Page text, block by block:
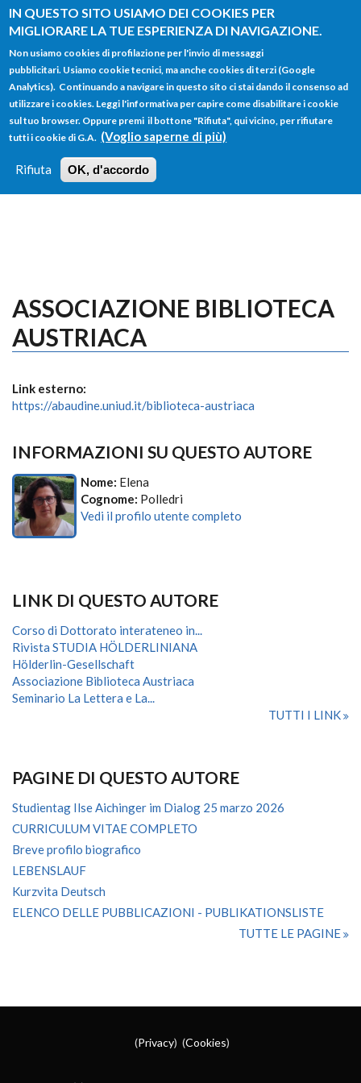
IN QUESTO SITO USIAMO DEI COOKIES PER
MIGLIORARE LA TUE ESPERIENZA DI NAVIGAZIONE.
Non usiamo cookies di profilazione per l'invio di messaggi
pubblicitari. Usiamo cookie tecnici, ma anche cookies di terzi (Google
Analytics). Continuando a navigare in questo sito ci stai dando il consenso ad
utilizzare i cookies. Leggi l'informativa per capire come disabilitare i cookie
sul tuo browser. Oppure premi il bottone "Rifiuta", qui vicino, per rifiutare
tutti i cookie di G.A. (Voglio saperne di più)
Rifiuta OK, d'accordo
Salta al contenuto principale
FORM
DI
RICERCA
Main menu
HOME TUTTI I PROFILI
LOGIN
ASSOCIAZIONE BIBLIOTECA
AUSTRIACA
Link esterno:
https://abaudine.uniud.it/biblioteca-austriaca
INFORMAZIONI SU QUESTO AUTORE
Nome: Elena
Cognome: Polledri
Vedi il profilo utente completo
LINK DI QUESTO AUTORE
Corso di Dottorato interateneo in...
Rivista STUDIA HÖLDERLINIANA
Hölderlin-Gesellschaft
Associazione Biblioteca Austriaca
Seminario La Lettera e La...
TUTTI I LINK
PAGINE DI QUESTO AUTORE
Studientag Ilse Aichinger im Dialog 25 marzo 2026
CURRICULUM VITAE COMPLETO
Breve profilo biografico
LEBENSLAUF
Kurzvita Deutsch
ELENCO DELLE PUBBLICAZIONI - PUBLIKATIONSLISTE
TUTTE LE PAGINE
(Privacy) (Cookies)